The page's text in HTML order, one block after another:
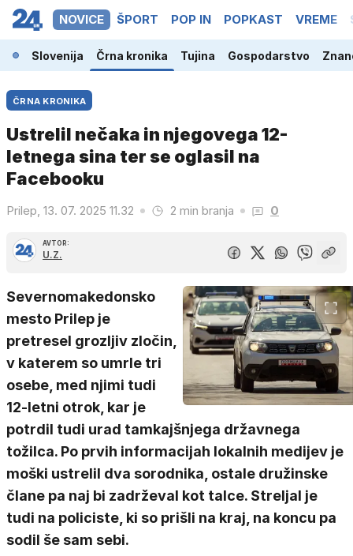
NOVICE ŠPORT POP IN POPKAST VREME
Slovenija Črna kronika Tujina Gospodarstvo
ČRNA KRONIKA
Ustrelil nečaka in njegovega 12-
letnega sina ter se oglasil na
Facebooku
Prilep, 13. 07. 2025 11.32 2 min branja 0
AVTOR:
U.Z.
Severnomakedonsko
mesto Prilep je
pretresel grozljiv zločin,
v katerem so umrle tri
osebe, med njimi tudi
12-letni otrok, kar je
potrdil tudi urad tamkajšnjega državnega
tožilca. Po prvih informacijah lokalnih medijev je
moški ustrelil dva sorodnika, ostale družinske
člane pa naj bi zadrževal kot talce. Streljal je
tudi na policiste, ki so prišli na kraj, na koncu pa
sodil še sam sebi.